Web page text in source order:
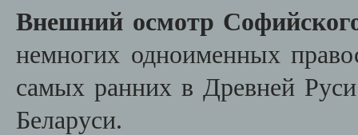
Внешний осмотр
немногих одноименных
самых ранних в Древней
Беларуси.